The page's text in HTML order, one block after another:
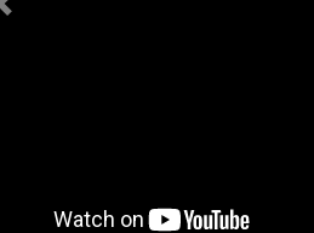
Previous